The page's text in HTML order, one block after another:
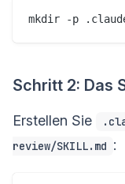
mkdir -p
Schritt 2: Das
Erstellen Sie
review/SKILL.md :